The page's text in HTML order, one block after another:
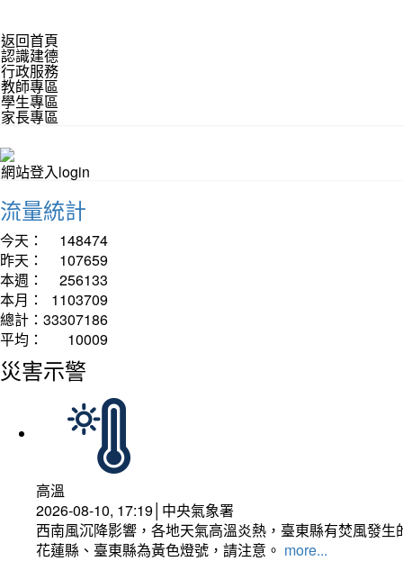
返回首頁
認識建德
行政服務
教師專區
學生專區
家長專區
網站登入login
流量統計
今天：
148474
昨天：
107659
本週：
256133
本月：
1103709
總計： 33307186
平均：
10009
災害示警
高溫
2026-08-10, 17:19│中央氣象署
西南風沉降影響，各地天氣高溫炎熱，臺東縣有焚風發
花蓮縣、臺東縣為黃色燈號，請注意。 more...